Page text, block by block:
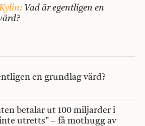
Vad är egentligen en
en grundlag värd?
betalar ut 100 miljarder i
utretts" – få mothugg av